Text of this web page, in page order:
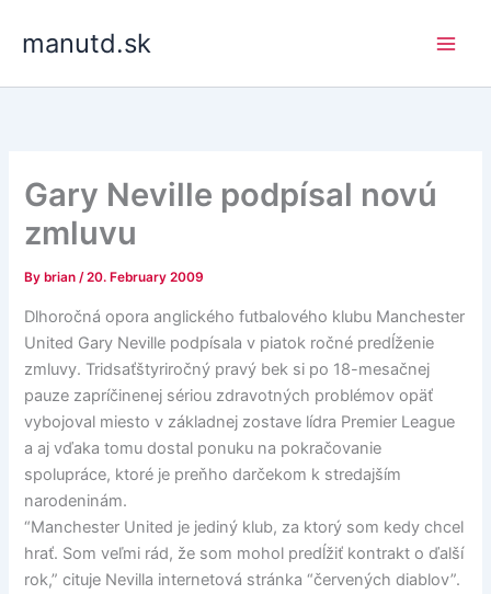
manutd.sk
Gary Neville podpísal novú
zmluvu
By brian/20. February 2009
Dlhoročná opora anglického futbalového klubu Manchester
United Gary Neville podpísala v piatok ročné predĺženie
zmluvy. Tridsaťštyriročný pravý bek si po 18-mesačnej
pauze zapríčinenej sériou zdravotných problémov opäť
vybojoval miesto v základnej zostave lídra Premier League
a aj vďaka tomu dostal ponuku na pokračovanie
spolupráce, ktoré je preňho darčekom k stredajším
narodeninám.
“Manchester United je jediný klub, za ktorý som kedy chcel
hrať. Som veľmi rád, že som mohol predĺžiť kontrakt o ďalší
rok,” cituje Nevilla internetová stránka “červených diablov”.